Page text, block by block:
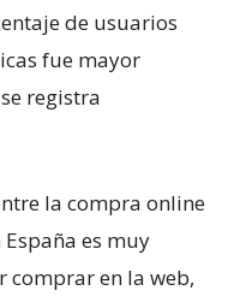
de usuarios
fue mayor
registra
la compra online
es muy
comprar en la web,